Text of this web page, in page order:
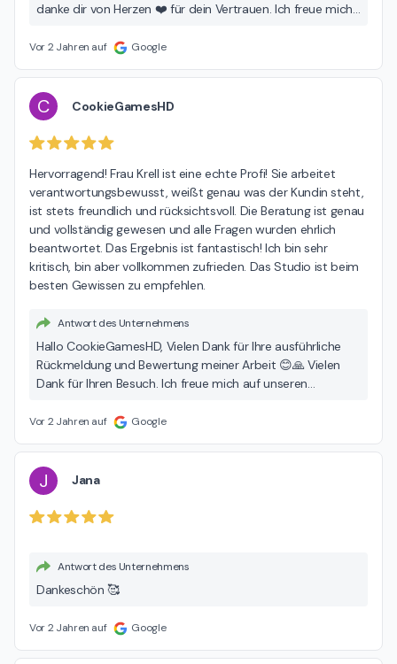
danke dir von Herzen ❤️ für dein Vertrauen. Ich freue mich
viele Grüße Nicole 🌸
Vor 2 Jahren auf Google
C CookieGamesHD
Hervorragend! Frau Krell ist eine echte Profi! Sie arbeitet
verantwortungsbewusst, weißt genau was der Kundin steht,
ist stets freundlich und rücksichtsvoll. Die Beratung ist genau
und vollständig gewesen und alle Fragen wurden ehrlich
beantwortet. Das Ergebnis ist fantastisch! Ich bin sehr
kritisch, bin aber vollkommen zufrieden. Das Studio ist beim
besten Gewissen zu empfehlen.
Antwort des Unternehmens
Hallo CookieGamesHD, Vielen Dank für Ihre ausführliche
Rückmeldung und Bewertung meiner Arbeit 😊🙏 Vielen
Dank für Ihren Besuch. Ich freue mich auf unseren
Vor 2 Jahren auf Google
J Jana
Antwort des Unternehmens
Dankeschön 🥰
Vor 2 Jahren auf Google